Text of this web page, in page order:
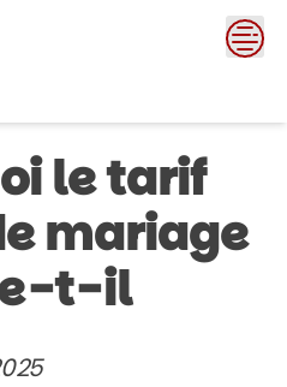
le tarif
mariage
t-il